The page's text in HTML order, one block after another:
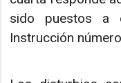
sido puestos a
Instrucción